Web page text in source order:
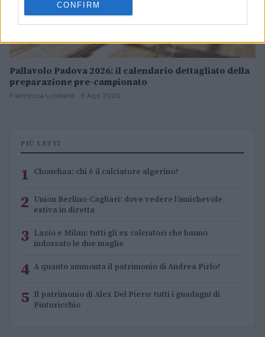
CONFIRM
Pallavolo Padova 2026: il calendario dettagliato della
preparazione pre-campionato
Francesca Lombardi · 8 Ago 2026
PIÙ LETTI
1 Chouchaa: chi è il calciatore algerino?
2 Union Berlino-Cagliari: dove vedere l’amichevole
estiva in diretta
3 Lazio e Milan: tutti gli ex calciatori che hanno
indossato le due maglie
4 A quanto ammonta il patrimonio di Andrea Pirlo?
5 Il patrimonio di Alex Del Piero: tutti i guadagni di
Pinturicchio